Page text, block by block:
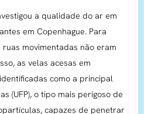
a qualidade do ar em
em Copenhague. Para
movimentadas não eram
as velas acesas em
como a principal
(UFP), o tipo mais perigoso de
capazes de penetrar